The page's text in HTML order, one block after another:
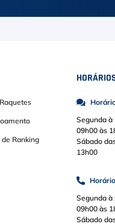
de Ranking
Segunda à
09h00 às
Sábado
13h00
Segunda à
09h00 às
Sábado